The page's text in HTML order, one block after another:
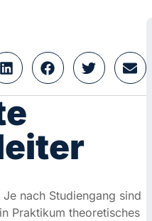
Studiengang sind Vor-,
theoretisches Wissen in